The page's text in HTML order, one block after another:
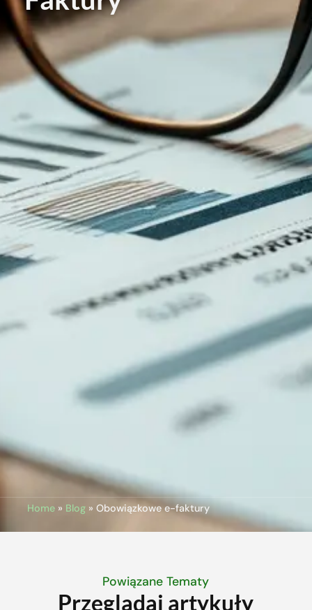
Home» Blog» Obowiązkowe e-faktury
Powiązane Tematy
Przeglądaj artykuły